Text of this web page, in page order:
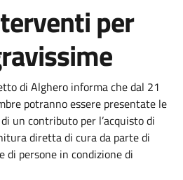
per
notizia
di Alghero informa che dal 21
potranno essere presentate le
un contributo per l’acquisto di
diretta di cura da parte di
persone in condizione di